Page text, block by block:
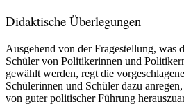
Didaktische Überlegungen
Ausgehend von der Fragestellung, was
Schüler von Politikerinnen und
gewählt werden, regt die
Schülerinnen und Schüler dazu
von guter politischer Führung